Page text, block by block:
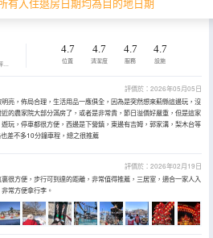
永安旅遊評價由真實酒店住客提供的評價。
4.7
位置
4.7
清潔度
4.7
服務
4.7
設施
評價於：2026年05月05日
亮，佈局合理，生活用品一應俱全，因為是突然想來薊縣這邊玩，沒
的農家院大部分滿房了，或者是非常貴，節日溢價好嚴重，但是這家
玩，停車都很方便，西邊是下營鎮，東邊有吉姆，郭家溝，梨木台等
差不多10分鐘車程，總之很推薦
評價於：2026年02月19日
很方便，步行可到達的距離，非常值得推薦，三居室，適合一家人入
常方便拿行李。